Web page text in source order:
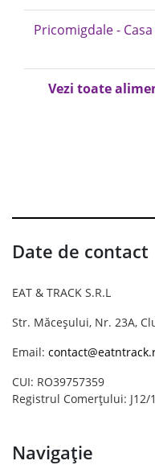
Pricomigdale -
Vezi toate
Date de contact
EAT & TRACK S.R.L
Str. Măceșului, Nr. 23A,
Email:
CUI: RO39757359
Registrul Comerțului: J12/
Navigație